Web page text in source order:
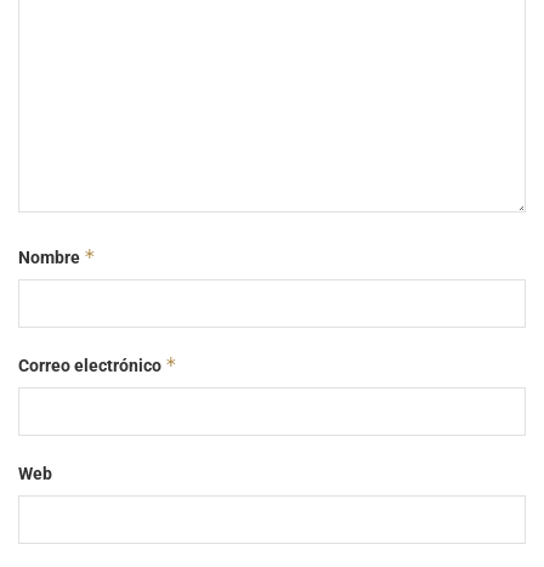
Nombre *
Correo electrónico *
Web